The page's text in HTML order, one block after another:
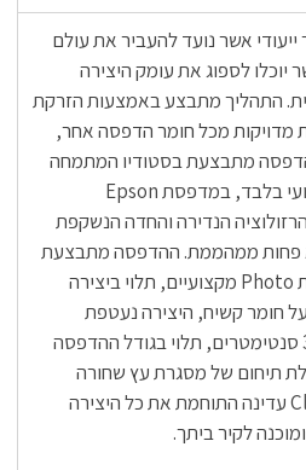
ייעודי אשר נועד להעביר את עולם
יוכלו לספוג את עומק היצירה
התהליך מתבצע באמצעות הזרקת
מדויקות מכל חומר הדפסה אחר,
מתבצעת בסטודיו המתמחה
בהדפסה על נייר צילום מקצועי בלבד, במדפסת Epson
11 צבעים והרזולוציה הנדירה והחדה הנשקפת
פחות ממהממת. ההדפסה מתבצעת
על נייר Fine Art או על ניירות Photo מקצועיים, תלוי ביצירה
חומר קשיח, היצירה נעטפת
בפספרטו אמנותי של בין 3-5 סנטימטרים, תלוי בגודל ההדפסה
תיחום של מסגרת עץ שחורה
ולבסוף חיפוי של זכוכית Clear עדינה התוחמת את כל היצירה
לקיר ביתך.